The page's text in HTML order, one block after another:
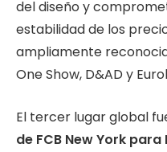
del diseño y
estabilidad de los
ampliamente
One Show, D&AD y
El tercer lugar global
de FCB New York para